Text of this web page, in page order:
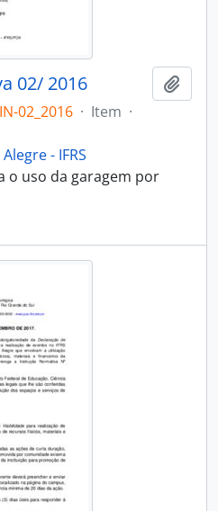
02/ 2016
02_2016 · Item ·
- IFRS
o uso da garagem por